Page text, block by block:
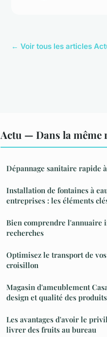
← Voir tous les articles
Actu — Dans la
Dépannage sanitaire rapide
Installation de fontaines à
entreprises : les éléments
Bien comprendre l'annuaire
recherches
Optimisez le transport de
croisillon
Magasin d'ameublement
design et qualité des produits
Les avantages d'avoir le
livrer des fruits au bureau